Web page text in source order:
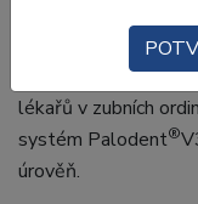
design matric a
výplně. Vzhledem k
lékařů v zubních
systém Palodent®
úrověň.